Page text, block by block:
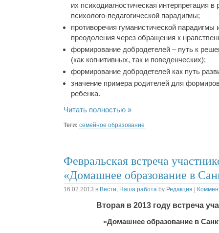
их психодиагностическая интерпретация в
психолого-педагогической парадигмы;
противоречия гуманистической парадигмы
преодоления через обращения к
формирование добродетелей – путь к
(как когнитивных, так и поведенческих);
формирование добродетелей как путь
значение примера родителей для
ребенка.
Читать полностью »
Теги: семейное образование
Февральская встреча
«Домашнее образование в
16.02.2013 в Вести, Наша работа by Редакция
Вторая в 2013 году встреча
«Домашнее образование в